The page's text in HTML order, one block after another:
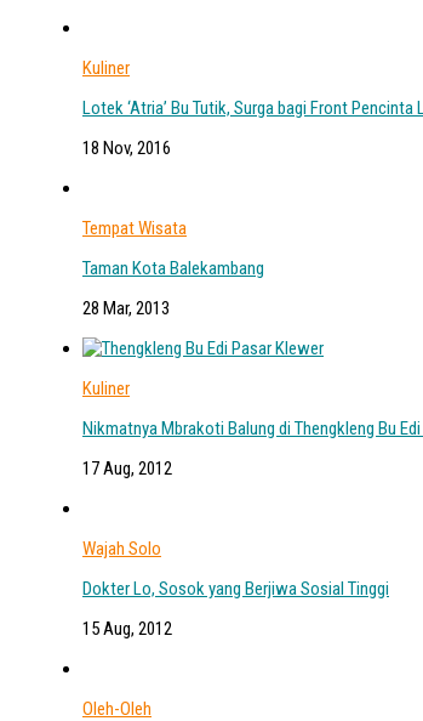
Kuliner
Lotek ‘Atria’ Bu Tutik, Surga bagi Front Pencinta
18 Nov, 2016
Tempat Wisata
Taman Kota Balekambang
28 Mar, 2013
Kuliner
Nikmatnya Mbrakoti Balung di Thengkleng Bu
17 Aug, 2012
Wajah Solo
Dokter Lo, Sosok yang Berjiwa Sosial Tinggi
15 Aug, 2012
Oleh-Oleh